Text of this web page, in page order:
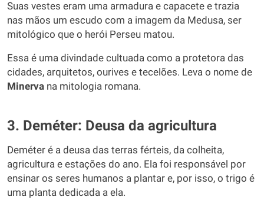
Suas vestes eram uma armadura e capacete e trazia
nas mãos um escudo com a imagem da Medusa, ser
mitológico que o herói Perseu matou.
Essa é uma divindade cultuada como a protetora das
cidades, arquitetos, ourives e tecelões. Leva o nome de
Minerva na mitologia romana.
3. Deméter: Deusa da agricultura
Deméter é a deusa das terras férteis, da colheita,
agricultura e estações do ano. Ela foi responsável por
ensinar os seres humanos a plantar e, por isso, o trigo é
uma planta dedicada a ela.